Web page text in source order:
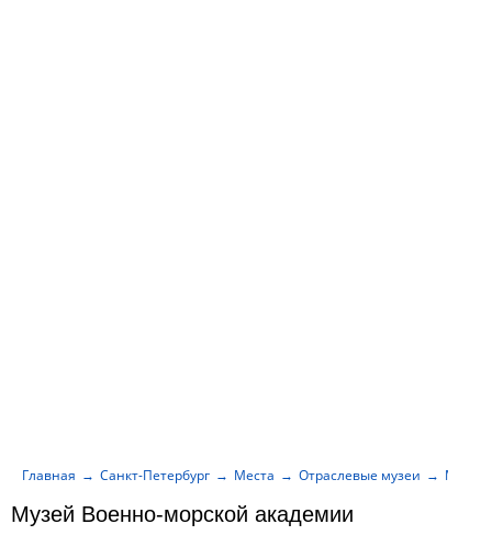
Музей Военно-морской академии
Главная Санкт-Петербург Места Отраслевые музеи Музей